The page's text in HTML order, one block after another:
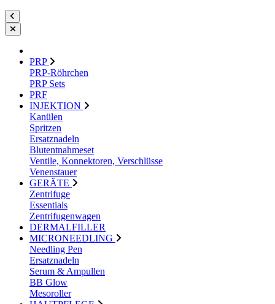
PRP
PRP-Röhrchen
PRP Sets
PRF
INJEKTION
Kanülen
Spritzen
Ersatznadeln
Blutentnahmeset
Ventile, Konnektoren, Verschlüsse
Venenstauer
GERÄTE
Zentrifuge
Essentials
Zentrifugenwagen
DERMALFILLER
MICRONEEDLING
Needling Pen
Ersatznadeln
Serum & Ampullen
BB Glow
Mesoroller